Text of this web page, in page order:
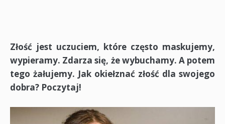
Złość jest uczuciem, które często maskujemy,
wypieramy. Zdarza się, że wybuchamy. A potem
tego żałujemy. Jak okiełznać złość dla swojego
dobra? Poczytaj!